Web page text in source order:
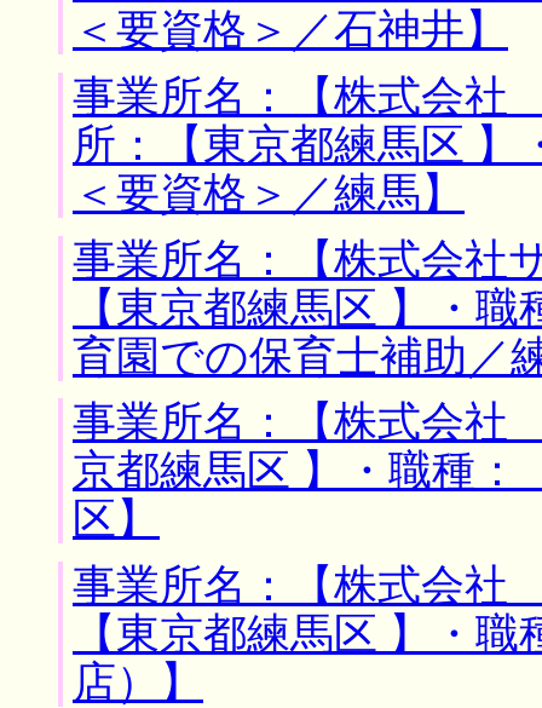
＜要資格＞／石神井】
事業所名：【株式会
所：【東京都練馬区
＜要資格＞／練馬】
事業所名：【株式会社
【東京都練馬区 】・
育園での保育士補助／
事業所名：【株式会
京都練馬区 】・職種
区】
事業所名：【株式会
【東京都練馬区 】・
店）】